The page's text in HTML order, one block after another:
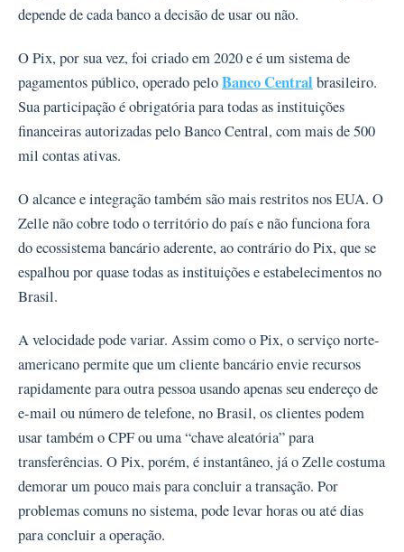
depende de cada banco a decisão de usar ou não.
O Pix, por sua vez, foi criado em 2020 e é um sistema de
pagamentos público, operado peloBanco Central brasileiro.
Sua participação é obrigatória para todas as instituições
financeiras autorizadas pelo Banco Central, com mais de 500
mil contas ativas.
O alcance e integração também são mais restritos nos EUA. O
Zelle não cobre todo o território do país e não funciona fora
do ecossistema bancário aderente, ao contrário do Pix, que se
espalhou por quase todas as instituições e estabelecimentos no
Brasil.
A velocidade pode variar. Assim como o Pix, o serviço norte-
americano permite que um cliente bancário envie recursos
rapidamente para outra pessoa usando apenas seu endereço de
e-mail ou número de telefone, no Brasil, os clientes podem
usar também o CPF ou uma “chave aleatória” para
transferências. O Pix, porém, é instantâneo, já o Zelle costuma
demorar um pouco mais para concluir a transação. Por
problemas comuns no sistema, pode levar horas ou até dias
para concluir a operação.